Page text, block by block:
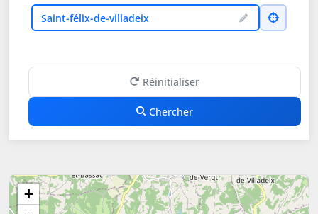
VilleSaint-félix-de-villadeix
Réinitialiser
Chercher
+